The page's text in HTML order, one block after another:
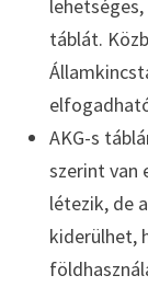
táblát.
AKG-s
szerint van
létezik, de
kiderülhet,